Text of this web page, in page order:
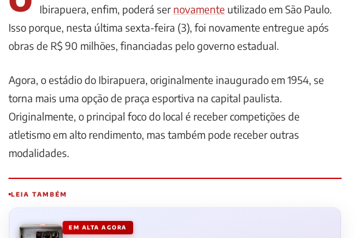
Ibirapuera, enfim, poderá ser novamente utilizado em São Paulo.
Isso porque, nesta última sexta-feira (3), foi novamente entregue após
obras de R$ 90 milhões, financiadas pelo governo estadual.
Agora, o estádio do Ibirapuera, originalmente inaugurado em 1954, se
torna mais uma opção de praça esportiva na capital paulista.
Originalmente, o principal foco do local é receber competições de
atletismo em alto rendimento, mas também pode receber outras
modalidades.
LEIA TAMBÉM
EM ALTA AGORA